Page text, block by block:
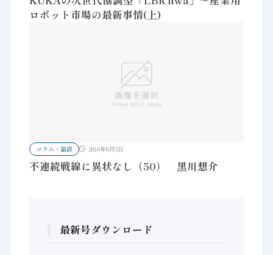
ロボット市場の最新事情(上)
コラム・論説 2016年8月3日
不連続戦線に異状なし（50） 黒川想介
最新号ダウンロード